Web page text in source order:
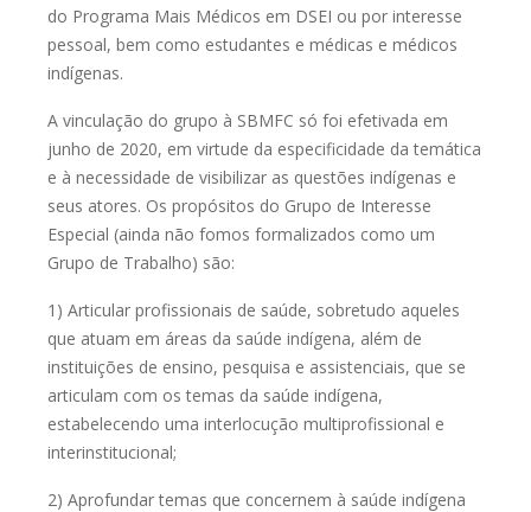
do Programa Mais Médicos em DSEI ou por interesse
pessoal, bem como estudantes e médicas e médicos
indígenas.
A vinculação do grupo à SBMFC só foi efetivada em
junho de 2020, em virtude da especificidade da temática
e à necessidade de visibilizar as questões indígenas e
seus atores. Os propósitos do Grupo de Interesse
Especial (ainda não fomos formalizados como um
Grupo de Trabalho) são:
1) Articular profissionais de saúde, sobretudo aqueles
que atuam em áreas da saúde indígena, além de
instituições de ensino, pesquisa e assistenciais, que se
articulam com os temas da saúde indígena,
estabelecendo uma interlocução multiprofissional e
interinstitucional;
2) Aprofundar temas que concernem à saúde indígena